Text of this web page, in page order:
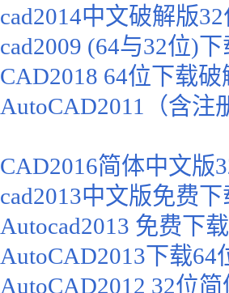
cad2014中文破解版
cad2009 (64与32位)
CAD2018 64位下载破
AutoCAD2011（含注
CAD2016简体中文版
cad2013中文版免费
Autocad2013 免费下
AutoCAD2013下载64
AutoCAD2012 32位